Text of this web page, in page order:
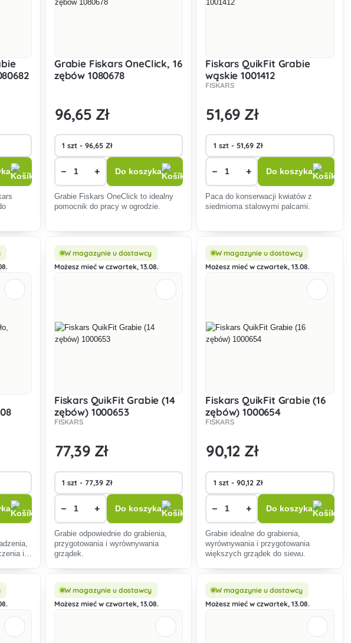
Grabie Fiskars OneClick, 16
zębów 1080678
96,65 Zł
− + Do koszyka
Grabie Fiskars OneClick to idealny
pomocnik do pracy w ogrodzie.
Fiskars QuikFit Grabie
wąskie 1001412
FISKARS
51,69 Zł
− + Do koszyka
Paca do konserwacji kwiatów z
siedmioma stalowymi palcami.
i
W magazynie u dostawcy
Możesz mieć w czwartek, 13.08.
Fiskars QuikFit Grabie (14
zębów) 1000653
FISKARS
77,39 Zł
− + Do koszyka
Grabie odpowiednie do grabienia,
przygotowania i wyrównywania
grządek.
W magazynie u dostawcy
Możesz mieć w czwartek, 13.08.
Fiskars QuikFit Grabie (16
zębów) 1000654
FISKARS
90,12 Zł
− + Do koszyka
Grabie idealne do grabienia,
wyrównywania i przygotowania
większych grządek do siewu.
W magazynie u dostawcy
Możesz mieć w czwartek, 13.08.
W magazynie u dostawcy
Możesz mieć w czwartek, 13.08.